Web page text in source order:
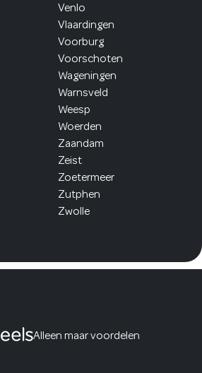
Venlo
Vlaardingen
Voorburg
Voorschoten
Wageningen
Warnsveld
Weesp
Woerden
Zaandam
Zeist
Zoetermeer
Zutphen
Zwolle
Alleen maar voordelen